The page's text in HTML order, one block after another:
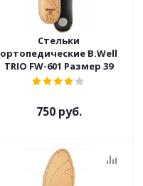
Стельки
ортопедические B.Well
TRIO FW-601 Размер 39
750 руб.